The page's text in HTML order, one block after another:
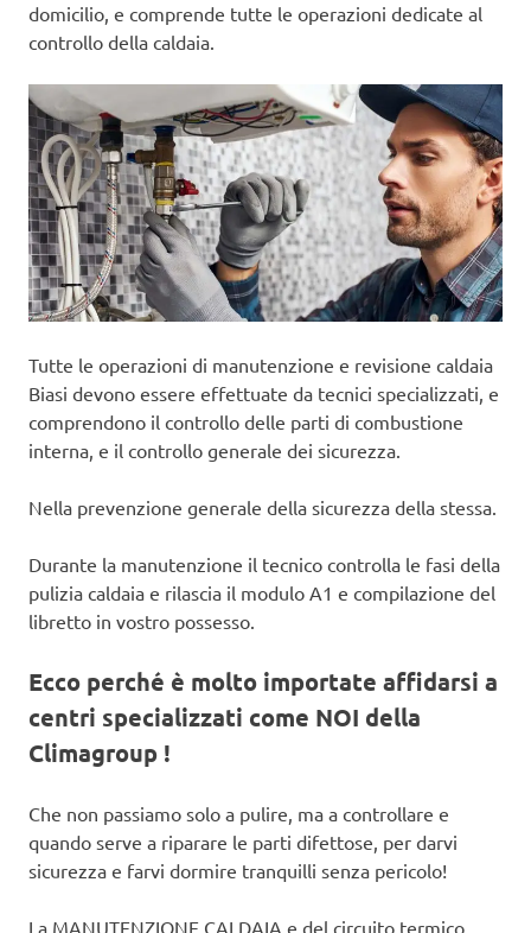
domicilio, e comprende tutte le operazioni dedicate al
controllo della caldaia.
Tutte le operazioni di manutenzione e revisione caldaia
Biasi devono essere effettuate da tecnici specializzati, e
comprendono il controllo delle parti di combustione
interna, e il controllo generale dei sicurezza.
Nella prevenzione generale della sicurezza della stessa.
Durante la manutenzione il tecnico controlla le fasi della
pulizia caldaia e rilascia il modulo A1 e compilazione del
libretto in vostro possesso.
Ecco perché è molto importate affidarsi a
centri specializzati come NOI della
Climagroup !
Che non passiamo solo a pulire, ma a controllare e
quando serve a riparare le parti difettose, per darvi
sicurezza e farvi dormire tranquilli senza pericolo!
La MANUTENZIONE CALDAIA e del circuito termico